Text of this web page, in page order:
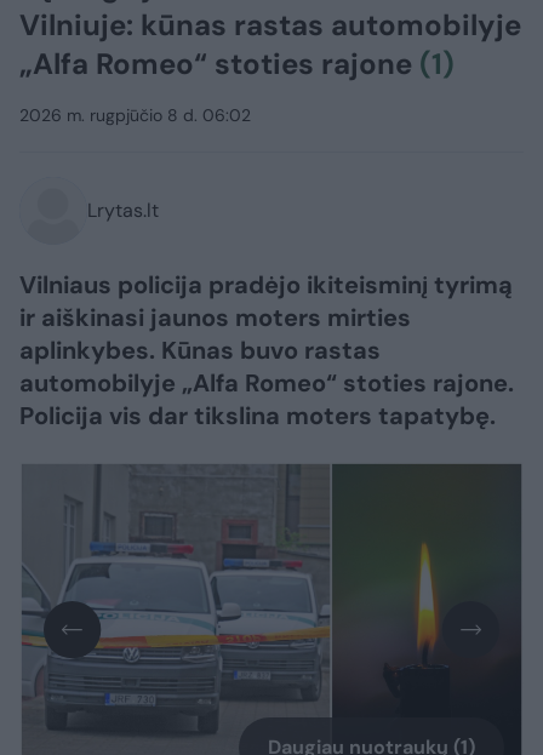
Vilniuje: kūnas rastas automobilyje
„Alfa Romeo“ stoties rajone (1)
2026 m. rugpjūčio 8 d. 06:02
Lrytas.lt
Vilniaus policija pradėjo ikiteisminį tyrimą
ir aiškinasi jaunos moters mirties
aplinkybes. Kūnas buvo rastas
automobilyje „Alfa Romeo“ stoties rajone.
Policija vis dar tikslina moters tapatybę.
Daugiau nuotraukų (1)